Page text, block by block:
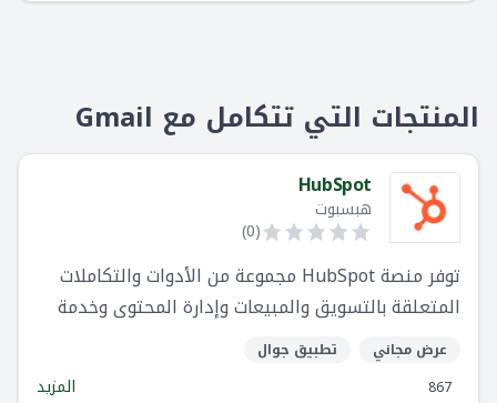
المنتجات التي تتكامل مع Gmail
HubSpot
هبسبوت
(
0
)
توفر منصة HubSpot مجموعة من الأدوات والتكاملات
المتعلقة بالتسويق والمبيعات وإدارة المحتوى وخدمة
العملاء.
عرض مجاني
تطبيق جوال
867
المزيد